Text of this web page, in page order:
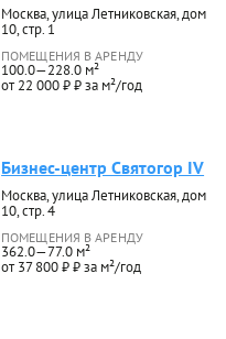
Москва, улица Летниковская, дом
10, стр. 1
ПОМЕЩЕНИЯ В АРЕНДУ
100.0—228.0 м²
от 22 000 ₽ ₽ за м²/год
Бизнес-центр Святогор IV
Москва, улица Летниковская, дом
10, стр. 4
ПОМЕЩЕНИЯ В АРЕНДУ
362.0—77.0 м²
от 37 800 ₽ ₽ за м²/год